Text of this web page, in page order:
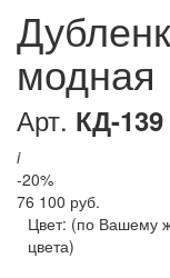
модная
Арт. КД-139
i
-20%
76 100 руб.
Цвет: (по Вашему
цвета)